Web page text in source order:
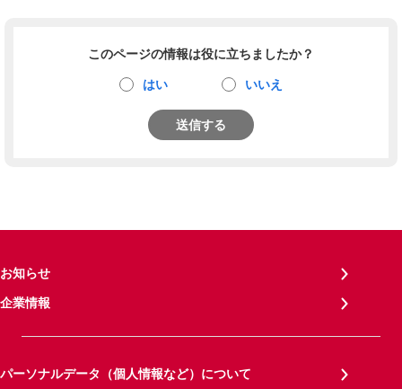
このページの情報は役に立ちましたか？
はい いいえ
送信する
お知らせ
企業情報
パーソナルデータ（個人情報など）について